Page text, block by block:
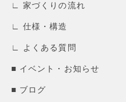
家づくりの流れ
仕様・構造
よくある質問
イベント・お知らせ
ブログ